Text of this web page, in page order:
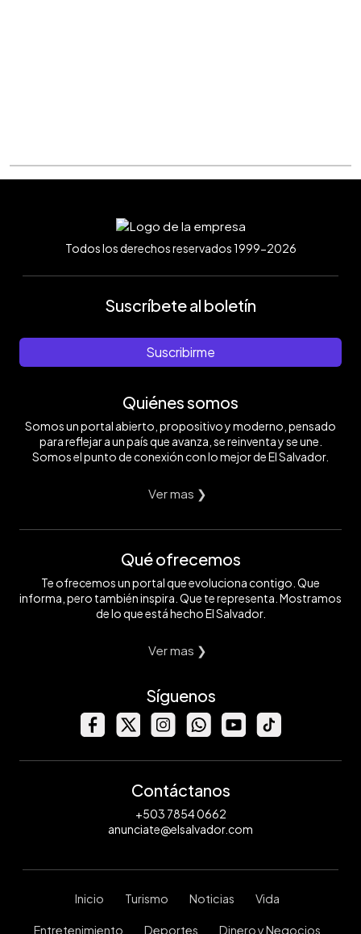
Todos los derechos reservados 1999-2026
Suscríbete al boletín
Suscribirme
Quiénes somos
Somos un portal abierto, propositivo y moderno, pensado
para reflejar a un país que avanza, se reinventa y se une.
Somos el punto de conexión con lo mejor de El Salvador.
Ver mas ❯
Qué ofrecemos
Te ofrecemos un portal que evoluciona contigo. Que
informa, pero también inspira. Que te representa. Mostramos
de lo que está hecho El Salvador.
Ver mas ❯
Síguenos
Contáctanos
+503 7854 0662
anunciate@elsalvador.com
Inicio Turismo Noticias Vida
Entretenimiento Deportes Dinero y Negocios